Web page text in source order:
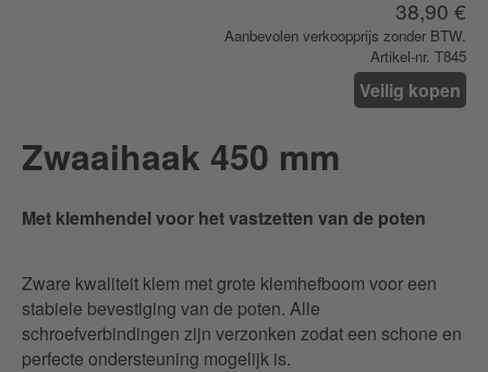
38,90 €
Aanbevolen verkoopprijs zonder BTW.
Artikel-nr. T845
Veilig kopen
Zwaaihaak 450 mm
Met klemhendel voor het vastzetten van de poten
Zware kwaliteit klem met grote klemhefboom voor een
stabiele bevestiging van de poten. Alle
schroefverbindingen zijn verzonken zodat een schone en
perfecte ondersteuning mogelijk is.